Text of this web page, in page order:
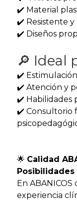
✔️ Material
✔️ Resistente
✔️ Diseños
🔎 Ideal
✔️
✔️ Atención y
✔️ Habilidades
✔️ Consultorio
🌟 Calidad
Posibilidades
En
experiencia